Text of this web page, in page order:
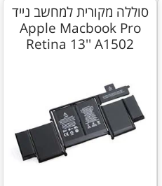
סוללה מקורית למחשב נייד
Apple Macbook Pro
Retina 13'' A1502